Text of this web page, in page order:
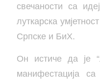
свечаности са
луткарска
Српске и БиХ.
Он истиче да је
манифестација